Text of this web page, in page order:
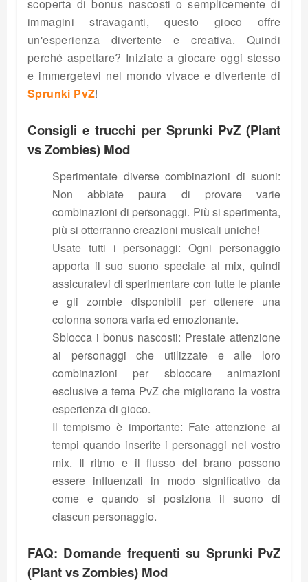
scoperta di bonus nascosti o semplicemente di
immagini stravaganti, questo gioco offre
un'esperienza divertente e creativa. Quindi
perché aspettare? Iniziate a giocare oggi stesso
e immergetevi nel mondo vivace e divertente di
Sprunki PvZ!
Consigli e trucchi per Sprunki PvZ (Plant
vs Zombies) Mod
Sperimentate diverse combinazioni di suoni:
Non abbiate paura di provare varie
combinazioni di personaggi. Più si sperimenta,
più si otterranno creazioni musicali uniche!
Usate tutti i personaggi: Ogni personaggio
apporta il suo suono speciale al mix, quindi
assicuratevi di sperimentare con tutte le piante
e gli zombie disponibili per ottenere una
colonna sonora varia ed emozionante.
Sblocca i bonus nascosti: Prestate attenzione
ai personaggi che utilizzate e alle loro
combinazioni per sbloccare animazioni
esclusive a tema PvZ che migliorano la vostra
esperienza di gioco.
Il tempismo è importante: Fate attenzione ai
tempi quando inserite i personaggi nel vostro
mix. Il ritmo e il flusso del brano possono
essere influenzati in modo significativo da
come e quando si posiziona il suono di
ciascun personaggio.
FAQ: Domande frequenti su Sprunki PvZ
(Plant vs Zombies) Mod